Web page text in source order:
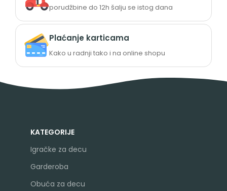
porudžbine do 12h šalju se istog dana
Plaćanje karticama
Kako u radnji tako i na online shopu
KATEGORIJE
Igračke za decu
Garderoba
Obuća za decu